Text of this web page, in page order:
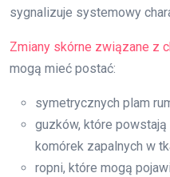
sygnalizuje systemowy
Zmiany skórne związane z
mogą mieć postać:
symetrycznych plam
guzków, które
komórek zapalnych w
ropni, które mogą